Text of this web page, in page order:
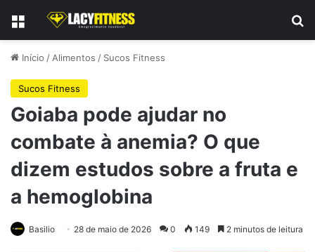
Menu
Início /Alimentos / Sucos Fitness
Sucos Fitness
Goiaba pode ajudar no
combate à anemia? O que
dizem estudos sobre a fruta e
a hemoglobina
Basilio 28 de maio de 2026 0 149 2 minutos de leitura